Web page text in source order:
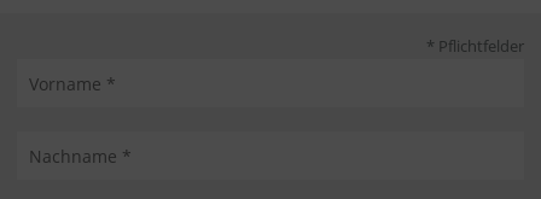
* Pflichtfelder